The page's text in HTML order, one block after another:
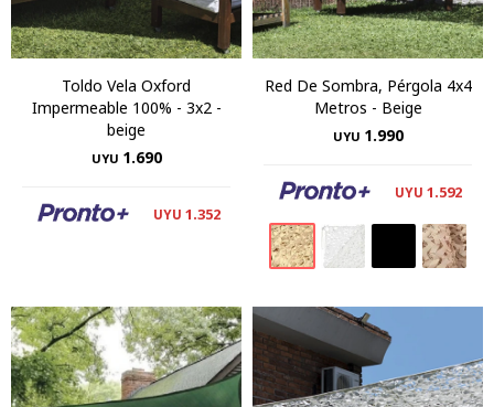
Toldo Vela Oxford
Impermeable 100% - 3x2 -
beige
UYU 1.690
UYU 1.352
Red De Sombra, Pérgola 4x4
Metros - Beige
UYU 1.990
UYU 1.592